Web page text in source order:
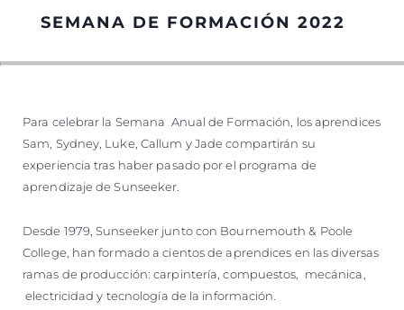
SEMANA DE FORMACIÓN 2022
Para celebrar la Semana Anual de Formación, los aprendices
Sam, Sydney, Luke, Callum y Jade compartirán su
experiencia tras haber pasado por el programa de
aprendizaje de Sunseeker.
Desde 1979, Sunseeker junto con Bournemouth & Poole
College, han formado a cientos de aprendices en las diversas
ramas de producción: carpintería, compuestos, mecánica,
electricidad y tecnología de la información.